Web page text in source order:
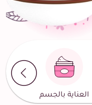
العناية بالجسم